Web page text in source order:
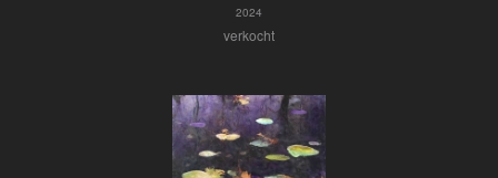
2024
verkocht